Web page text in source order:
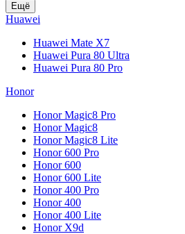
Ещё
Huawei
Huawei Mate X7
Huawei Pura 80 Ultra
Huawei Pura 80 Pro
Honor
Honor Magic8 Pro
Honor Magic8
Honor Magic8 Lite
Honor 600 Pro
Honor 600
Honor 600 Lite
Honor 400 Pro
Honor 400
Honor 400 Lite
Honor X9d